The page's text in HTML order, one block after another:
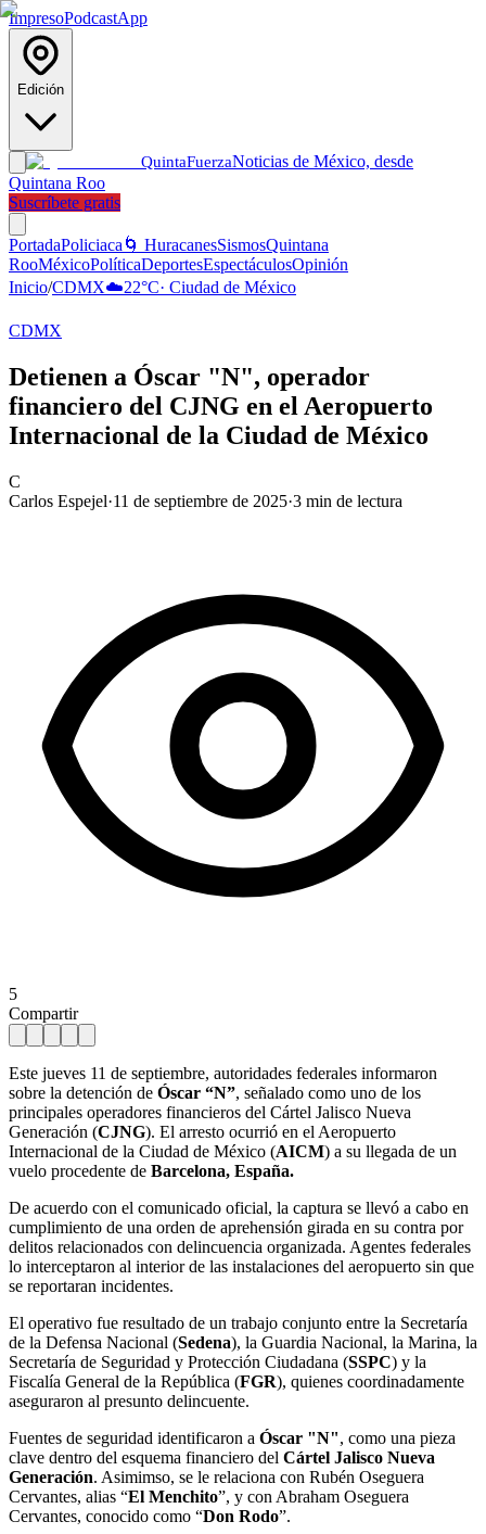
ImpresoPodcastApp
Edición
QuintaFuerzaNoticias de México, desde
Quintana Roo
Suscríbete gratis
PortadaPoliciaca 🌀 HuracanesSismosQuintana
RooMéxicoPolíticaDeportesEspectáculosOpinión
Inicio/CDMX☁️22°C· Ciudad de México
CDMX
Detienen a Óscar "N", operador
financiero del CJNG en el Aeropuerto
Internacional de la Ciudad de México
C
Carlos Espejel·11 de septiembre de 2025·3 min de lectura
5
Compartir
Este jueves 11 de septiembre, autoridades federales informaron
sobre la detención de Óscar “N”, señalado como uno de los
principales operadores financieros del Cártel Jalisco Nueva
Generación (CJNG). El arresto ocurrió en el Aeropuerto
Internacional de la Ciudad de México (AICM) a su llegada de un
vuelo procedente de Barcelona, España.
De acuerdo con el comunicado oficial, la captura se llevó a cabo en
cumplimiento de una orden de aprehensión girada en su contra por
delitos relacionados con delincuencia organizada. Agentes federales
lo interceptaron al interior de las instalaciones del aeropuerto sin que
se reportaran incidentes.
El operativo fue resultado de un trabajo conjunto entre la Secretaría
de la Defensa Nacional (Sedena), la Guardia Nacional, la Marina, la
Secretaría de Seguridad y Protección Ciudadana (SSPC) y la
Fiscalía General de la República (FGR), quienes coordinadamente
aseguraron al presunto delincuente.
Fuentes de seguridad identificaron a Óscar "N", como una pieza
clave dentro del esquema financiero del Cártel Jalisco Nueva
Generación. Asimimso, se le relaciona con Rubén Oseguera
Cervantes, alias “El Menchito”, y con Abraham Oseguera
Cervantes, conocido como “Don Rodo”.